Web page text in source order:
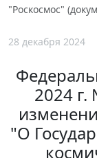
"Роскосмос"
28 декабря 2024
2024
"О